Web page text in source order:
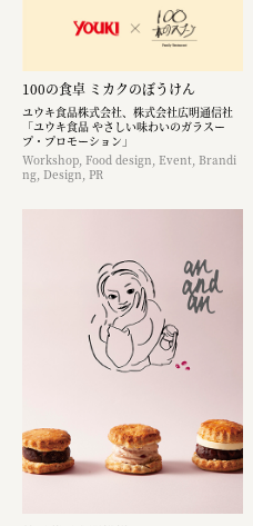
100の食卓 ミカクのぼうけん
ユウキ食品株式会社、株式会社広明通信社
「ユウキ食品 やさしい味わいのガラスー
プ・プロモーション」
Workshop, Food design, Event, Brandi
ng, Design, PR